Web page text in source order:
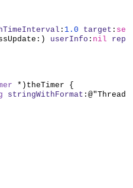
: 1.0 target : se
userInfo : nil
rep
*)theTimer {
stringWithFormat : @"Thread